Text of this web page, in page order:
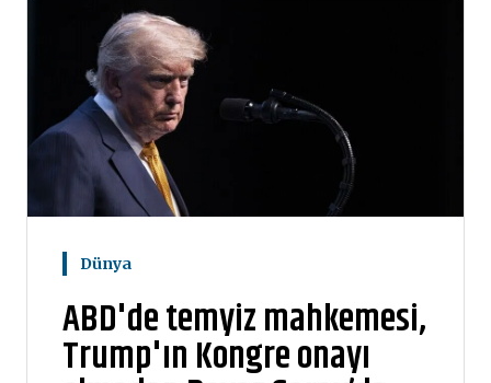
Dünya
ABD'de temyiz mahkemesi,
Trump'ın Kongre onayı